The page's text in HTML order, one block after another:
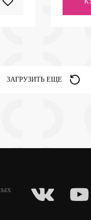
ЗАГРУЗИТЬ ЕЩЕ